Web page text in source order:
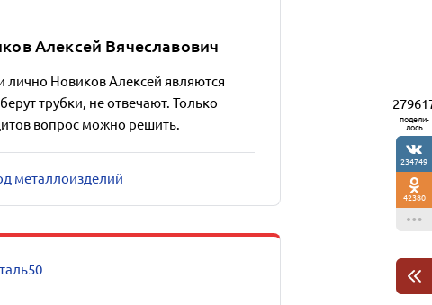
Алексей Вячеславович
лично Новиков Алексей являются
трубки, не отвечают. Только
вопрос можно решить.
металлоизделий
подели-
лось
234749
42380